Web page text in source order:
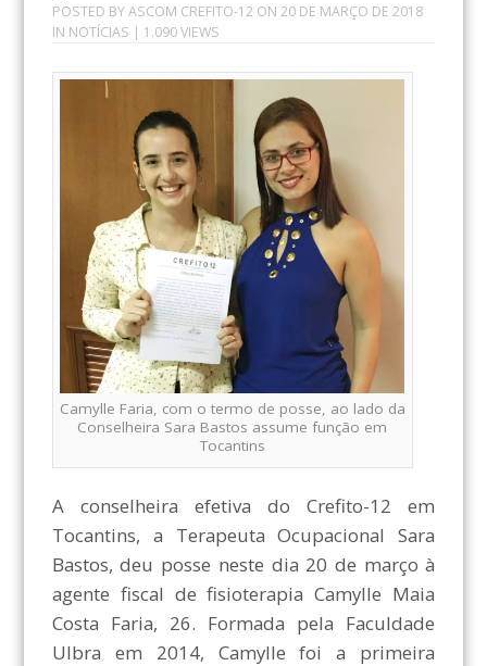
POSTED BYASCOM CREFITO-12 ON 20 DE MARÇO DE 2018
IN NOTÍCIAS | 1.090 VIEWS
Camylle Faria, com o termo de posse, ao lado da
Conselheira Sara Bastos assume função em
Tocantins
A conselheira efetiva do Crefito-12 em
Tocantins, a Terapeuta Ocupacional Sara
Bastos, deu posse neste dia 20 de março à
agente fiscal de fisioterapia Camylle Maia
Costa Faria, 26. Formada pela Faculdade
Ulbra em 2014, Camylle foi a primeira